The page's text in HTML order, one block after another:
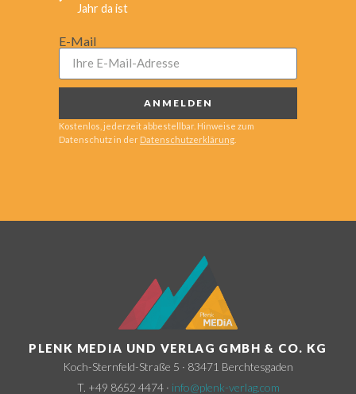
Jahr da ist
E-Mail
ANMELDEN
Kostenlos, jederzeit abbestellbar. Hinweise zum
Datenschutz in der Datenschutzerklärung
PLENK MEDIA UND VERLAG GMBH & CO. KG
Koch-Sternfeld-Straße 5 · 83471 Berchtesgaden
T. +49 8652 4474 · info@plenk-verlag.com